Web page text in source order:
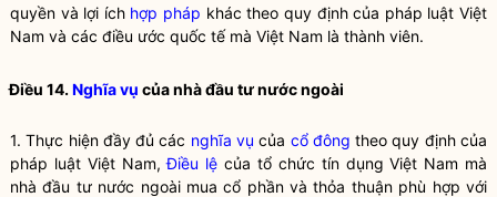
quyền và lợi ích hợp pháp khác theo quy định của pháp luật Việt
Nam và các điều ước quốc tế mà Việt Nam là thành viên.
Điều 14.Nghĩa vụ củanhà đầu tư nước ngoài
1. Thực hiện đầy đủ các nghĩa vụ của cổ đông theo quy định của
pháp luậtViệt Nam,Điều lệ của tổ chức tín dụng Việt Nam mà
nhà đầu tư nước ngoàimuacổ phầnvà thỏa thuận phù hợp với